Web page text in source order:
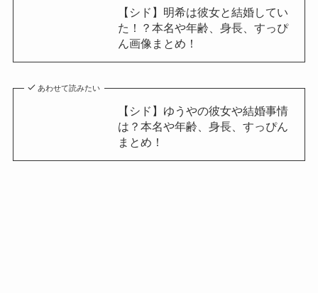
【シド】明希は彼女と結婚してい
た！？本名や年齢、身長、すっぴ
ん画像まとめ！
あわせて読みたい
【シド】ゆうやの彼女や結婚事情
は？本名や年齢、身長、すっぴん
まとめ！